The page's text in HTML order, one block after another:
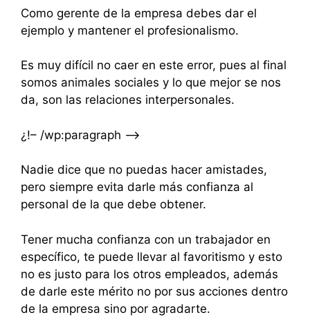
Como gerente de la empresa debes dar el
ejemplo y mantener el profesionalismo.
Es muy difícil no caer en este error, pues al final
somos animales sociales y lo que mejor se nos
da, son las relaciones interpersonales.
¿!– /wp:paragraph –>
Nadie dice que no puedas hacer amistades,
pero siempre evita darle más confianza al
personal de la que debe obtener.
Tener mucha confianza con un trabajador en
específico, te puede llevar al favoritismo y esto
no es justo para los otros empleados, además
de darle este mérito no por sus acciones dentro
de la empresa sino por agradarte.